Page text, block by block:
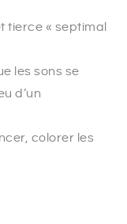
tierce « septimal
les sons se
d’un
colorer les